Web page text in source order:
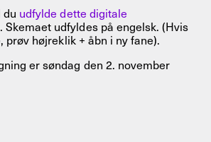
du udfylde dette digitale
. Skemaet udfyldes på engelsk. (Hvis
prøv højreklik + åbn i ny fane).
er søndag den 2. november